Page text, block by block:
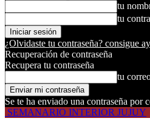
tu
tu
¿Olvidaste tu contraseña? consigue
Recuperación de contraseña
Recupera tu contraseña
tu
Se te ha enviado una contraseña por
SEMANARIO INTERIOR JUJUY